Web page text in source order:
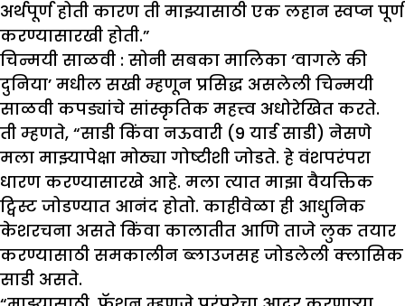
अर्थपूर्ण होती कारण ती माझ्यासाठी एक लहान स्वप्न पूर्ण
करण्यासारखी होती.”
चिन्मयी साळवी : सोनी सबका मालिका ‘वागले की
दुनिया’ मधील सखी म्हणून प्रसिद्ध असलेली चिन्मयी
साळवी कपड्यांचे सांस्कृतिक महत्त्व अधोरेखित करते.
ती म्हणते, “साडी किंवा नऊवारी (9 यार्ड साडी) नेसणे
मला माझ्यापेक्षा मोठ्या गोष्टीशी जोडते. हे वंशपरंपरा
धारण करण्यासारखे आहे. मला त्यात माझा वैयक्तिक
ट्विस्ट जोडण्यात आनंद होतो. काहीवेळा ही आधुनिक
केशरचना असते किंवा कालातीत आणि ताजे लुक तयार
करण्यासाठी समकालीन ब्लाउजसह जोडलेली क्लासिक
साडी असते.